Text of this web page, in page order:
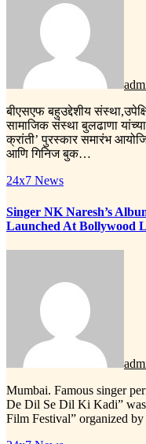
बीएसएफ बहुउद्देशीय संस्था,उपेक्षित नायक न्युज,संत कबीर बहुउद्देशीय
सामाजिक संस्था बुलढाणा
क्रांती’ पुरस्कार समारंभ
आणि गिनिज बुक…
24x7 News
Singer NK Naresh’s
Launched At Bollywood
Mumbai. Famous singer performer NK Naresh’s music video “Jod
De Dil Se Dil Ki Kadi”
Film Festival” organized